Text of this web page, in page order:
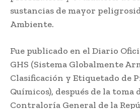
sustancias de mayor
Ambiente.
Fue publicado en el Diario
GHS (Sistema Globalmente
Clasificación y Etiquetado de
Químicos), después de la toma
Contraloría General de la